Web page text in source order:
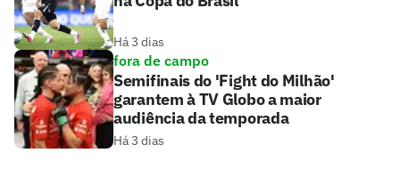
Há 3 dias
fora de campo
Semifinais do 'Fight do Milhão'
garantem à TV Globo a maior
audiência da temporada
Há 3 dias